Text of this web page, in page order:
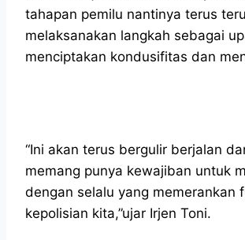
tahapan pemilu nantinya terus
melaksanakan langkah sebagai
menciptakan kondusifitas dan
“Ini akan terus bergulir berjalan
memang punya kewajiban untuk
dengan selalu yang memerankan
kepolisian kita,”ujar Irjen Toni.